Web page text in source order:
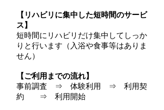
【リハビリに集中した短時間のサービ
ス】
短時間にリハビリだけ集中してしっか
りと行います（入浴や食事等はありま
せん）
【ご利用までの流れ】
事前調査 ⇒ 体験利用 ⇒ 利用契
約 ⇒ 利用開始